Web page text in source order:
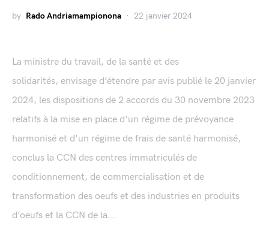
by Rado Andriamampionona 22 janvier 2024
La ministre du travail, de la santé et des
solidarités, envisage d’étendre par avis publié le 20 janvier
2024, les dispositions de 2 accords du 30 novembre 2023
relatifs à la mise en place d'un régime de prévoyance
harmonisé et d'un régime de frais de santé harmonisé,
conclus la CCN des centres immatriculés de
conditionnement, de commercialisation et de
transformation des oeufs et des industries en produits
d’oeufs et la CCN de la...